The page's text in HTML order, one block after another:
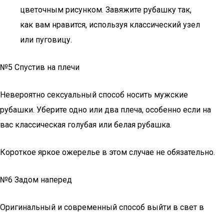
цветочным рисунком. Завяжите рубашку так,
как вам нравится, используя классический узел
или пуговицу.
№5 Спустив на плечи
Невероятно сексуальный способ носить мужские
рубашки. Уберите одно или два плеча, особенно если на
вас классическая голубая или белая рубашка.
Короткое яркое ожерелье в этом случае не обязательно.
№6 Задом наперед
Оригинальный и современный способ выйти в свет в